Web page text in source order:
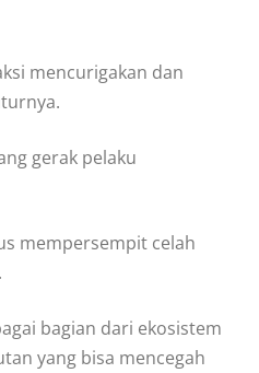
mencurigakan dan
gerak pelaku
mempersempit celah
bagian dari ekosistem
yang bisa mencegah